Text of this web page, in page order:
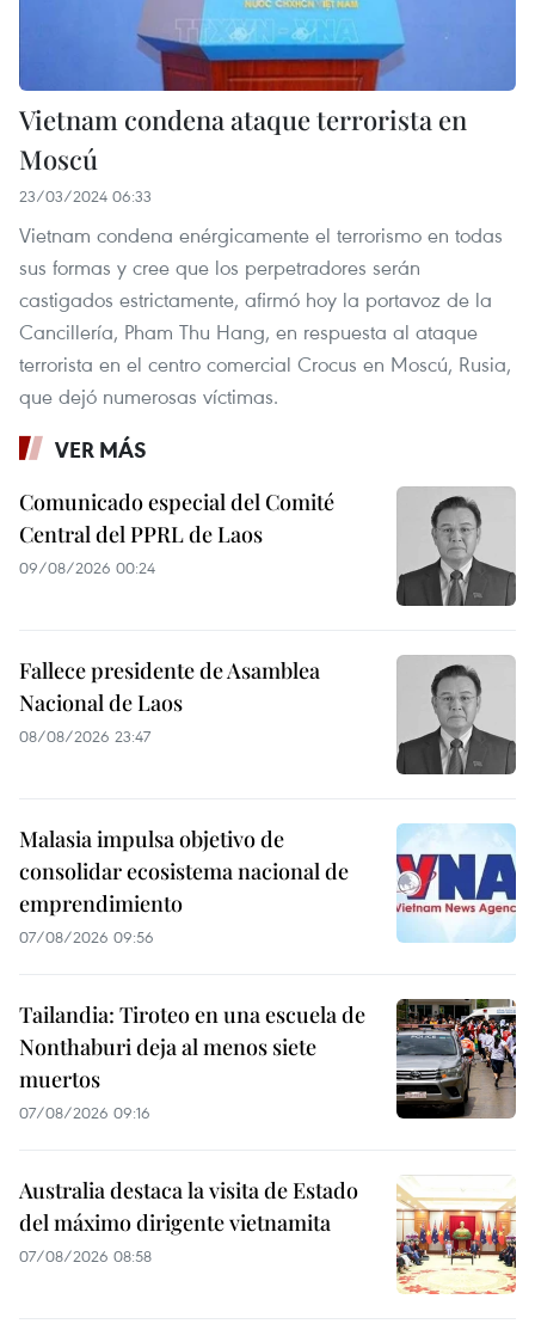
Vietnam condena ataque terrorista en
Moscú
23/03/2024 06:33
Vietnam condena enérgicamente el terrorismo en todas
sus formas y cree que los perpetradores serán
castigados estrictamente, afirmó hoy la portavoz de la
Cancillería, Pham Thu Hang, en respuesta al ataque
terrorista en el centro comercial Crocus en Moscú, Rusia,
que dejó numerosas víctimas.
VER MÁS
Comunicado especial del Comité
Central del PPRL de Laos
09/08/2026 00:24
Fallece presidente de Asamblea
Nacional de Laos
08/08/2026 23:47
Malasia impulsa objetivo de
consolidar ecosistema nacional de
emprendimiento
07/08/2026 09:56
Tailandia: Tiroteo en una escuela de
Nonthaburi deja al menos siete
muertos
07/08/2026 09:16
Australia destaca la visita de Estado
del máximo dirigente vietnamita
07/08/2026 08:58